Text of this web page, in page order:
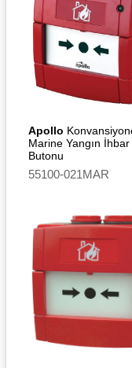
Apollo
Marine Yangın İhbar
Butonu
55100-021MAR